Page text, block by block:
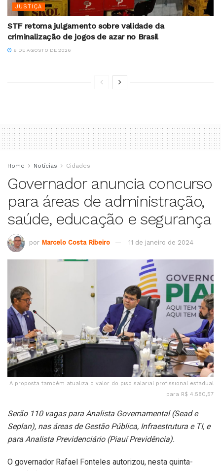
JUSTIÇA
STF retoma julgamento sobre validade da
criminalização de jogos de azar no Brasil
6 DE AGOSTO DE 2026
Home Notícias Cidades
Governador anuncia concurso
para áreas de administração,
saúde, educação e segurança
por Marcelo Costa Ribeiro 11 de janeiro de 2024
A proposta também atualiza o valor do piso salarial profissional estadual
para R$ 4.580,57
Serão 110 vagas para Analista Governamental (Sead e
Seplan), nas áreas de Gestão Pública, Infraestrutura e TI, e
para Analista Previdenciário (Piauí Previdência).
O governador Rafael Fonteles autorizou, nesta quinta-